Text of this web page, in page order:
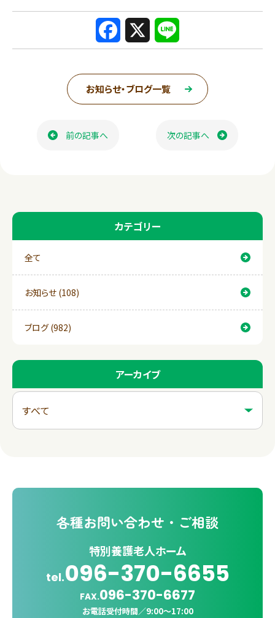
F
c
e
b
L
n
e
お知らせ・ブログ一覧
前の記事へ 次の記事へ
カテゴリー
全て
お知らせ (108)
ブログ (982)
アーカイブ
各種お問い合わせ・ご相談
特別養護老人ホーム
tel.096-370-6655
FAX.096-370-6677
お電話受付時間／9:00〜17:00